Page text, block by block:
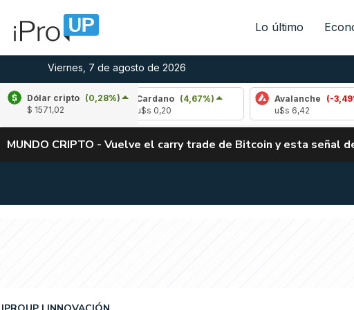
Lo último
Viernes, 7 de agosto de 2026
Dólar cripto (0,28%)
$ 1571,02
Cardano (4,67%)
Avalanche (-3,49%)
MUNDO CRIPTO - Vuelve el carry trade de Bitcoin y esta señal